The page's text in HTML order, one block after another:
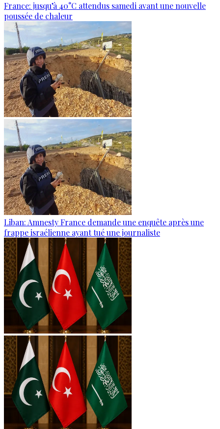
France: jusqu’à 40°C attendus samedi avant une nouvelle
poussée de chaleur
Liban: Amnesty France demande une enquête après une
frappe israélienne ayant tué une journaliste